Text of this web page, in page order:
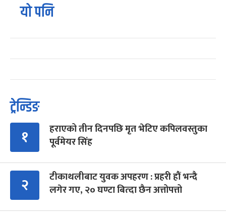
यो पनि
ट्रेन्डिङ
१
हराएको तीन दिनपछि मृत भेटिए कपिलवस्तुका
पूर्वमेयर सिंह
२
टीकाथलीबाट युवक अपहरण : प्रहरी हौं भन्दै
लगेर गए, २० घण्टा बित्दा छैन अत्तोपत्तो